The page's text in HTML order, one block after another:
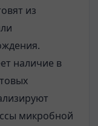
из
наличие в
микробной